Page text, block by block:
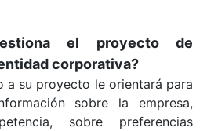
el proyecto de
corporativa?
a su proyecto le orientará para
sobre la empresa,
sobre preferencias